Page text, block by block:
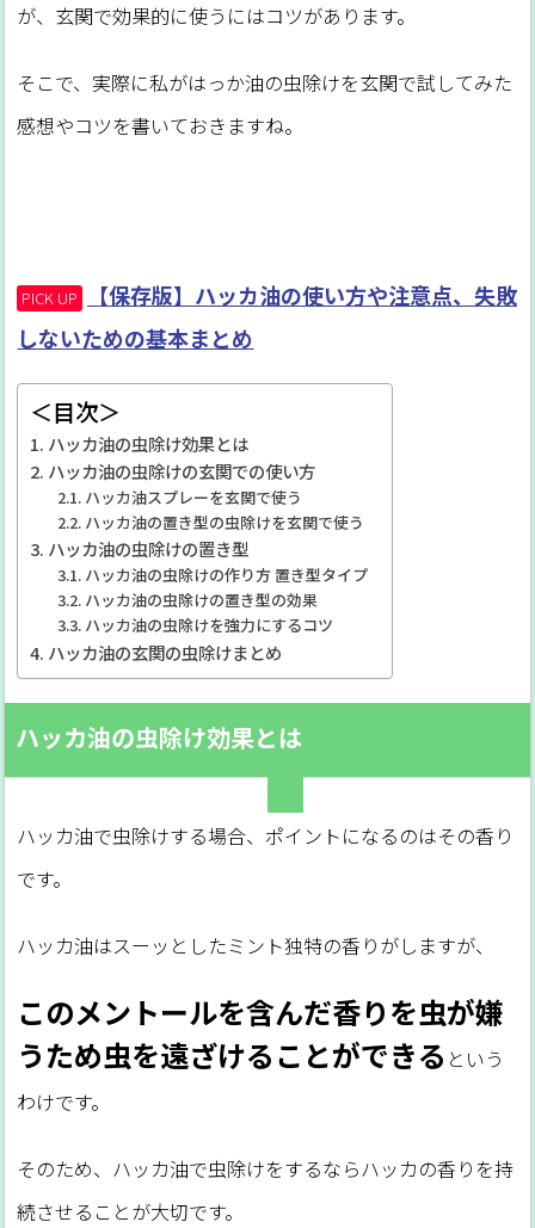
が、玄関で効果的に使うにはコツがあります。
そこで、実際に私がはっか油の虫除けを玄関で試してみた
感想やコツを書いておきますね。
PICK UP
【保存版】ハッカ油の使い方や注意点、失敗
しないための基本まとめ
＜目次＞
ハッカ油の虫除け効果とは
ハッカ油の虫除けの玄関での使い方
ハッカ油スプレーを玄関で使う
ハッカ油の置き型の虫除けを玄関で使う
ハッカ油の虫除けの置き型
ハッカ油の虫除けの作り方 置き型タイプ
ハッカ油の虫除けの置き型の効果
ハッカ油の虫除けを強力にするコツ
ハッカ油の玄関の虫除けまとめ
ハッカ油の虫除け効果とは
ハッカ油で虫除けする場合、ポイントになるのはその香り
です。
ハッカ油はスーッとしたミント独特の香りがしますが、
このメントールを含んだ香りを虫が嫌
うため虫を遠ざけることができる という
わけです。
そのため、ハッカ油で虫除けをするならハッカの香りを持
続させることが大切です。